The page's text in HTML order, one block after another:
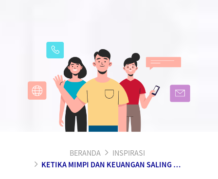
BERANDA
INSPIRASI
KETIKA MIMPI DAN KEUANGAN SALING BERHUBUNGAN